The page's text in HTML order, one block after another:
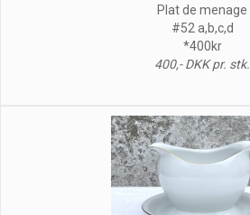
Plat de menage
#52 a,b,c,d
*400kr
400,- DKK pr. stk.